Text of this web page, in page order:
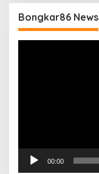
Bongkar86 News
00:00